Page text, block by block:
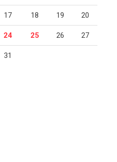
17 18 19 20
24 25 26 27
31